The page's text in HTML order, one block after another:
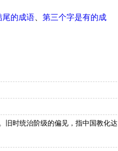
尾的成语
第三个字是有的成
旧时统治阶级的偏见，指中国教化达